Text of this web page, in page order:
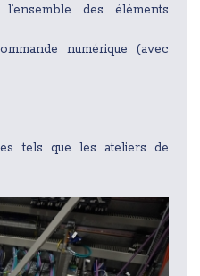
des éléments
numérique (avec
tels que les ateliers de